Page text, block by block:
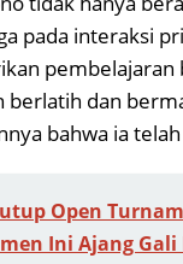
pada interaksi
berlatih dan
bahwa ia
Open
Ini Ajang Gali